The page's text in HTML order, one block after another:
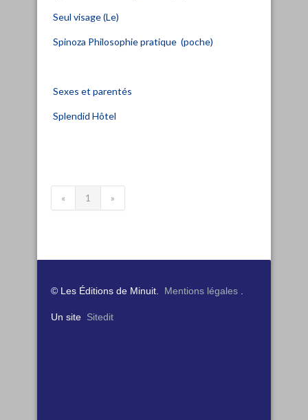
Seul visage (Le)
Spinoza Philosophie pratique (poche)
Sexes et parentés
Splendid Hôtel
« 1 »
© Les Éditions de Minuit. Mentions légales
Un site Sitedit